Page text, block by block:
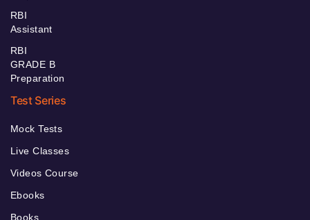
RBI
Assistant
RBI
GRADE B
Preparation
Test Series
Mock Tests
Live Classes
Videos Course
Ebooks
Books